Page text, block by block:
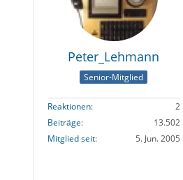
Peter_Lehmann
Senior-Mitglied
Reaktionen
2
Beiträge
13.502
Mitglied seit
5. Jun. 2005